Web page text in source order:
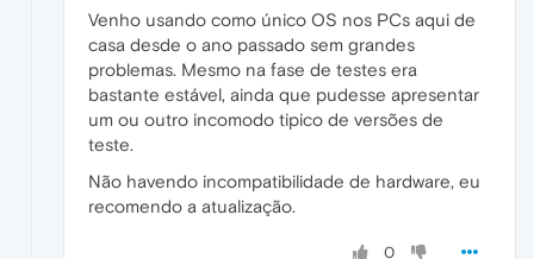
Venho usando como único OS nos PCs aqui de
casa desde o ano passado sem grandes
problemas. Mesmo na fase de testes era
bastante estável, ainda que pudesse apresentar
um ou outro incomodo tipico de versões de
teste.
Não havendo incompatibilidade de hardware, eu
recomendo a atualização.
0